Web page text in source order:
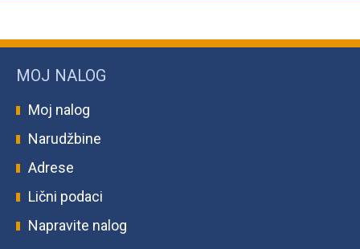
MOJ NALOG
Moj nalog
Narudžbine
Adrese
Lični podaci
Napravite nalog